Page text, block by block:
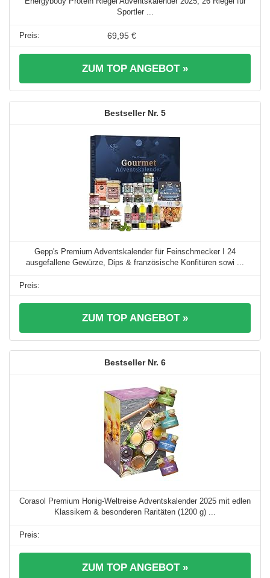
Sportler ...
69,95 €
ZUM TOP ANGEBOT »
5
Gepp's Premium Adventskalender für Feinschmecker I 24
ausgefallene Gewürze, Dips & französische Konfitüren sowi ...
ZUM TOP ANGEBOT »
6
Corasol Premium Honig-Weltreise Adventskalender 2025 mit edlen
Klassikern & besonderen Raritäten (1200 g) ...
ZUM TOP ANGEBOT »